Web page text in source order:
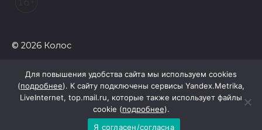
© 2026 Колос
Для повышения удобства сайта мы используем cookies
(подробнее). К сайту подключены сервисы Yandex.Metrika,
LiveInternet, top.mail.ru, которые также использует файлы
cookie (подробнее).
Я согласен/согласна